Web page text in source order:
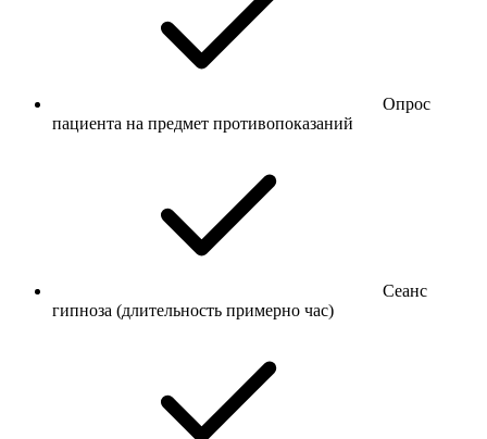
Опрос
пациента на предмет противопоказаний
Сеанс
гипноза (длительность примерно час)